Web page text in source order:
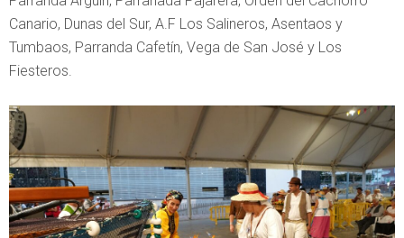
Canario, Dunas del Sur, A.F Los Salineros, Asentaos y
Tumbaos, Parranda Cafetín, Vega de San José y Los
Fiesteros.